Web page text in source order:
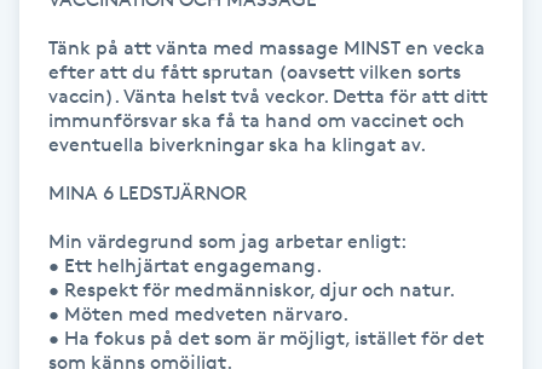
Japansk massage
Katun fransar
Kemisk peeling
Tänk på att vänta med massage MINST en vecka
efter att du fått sprutan (oavsett vilken sorts
vaccin). Vänta helst två veckor. Detta för att ditt
immunförsvar ska få ta hand om vaccinet och
eventuella biverkningar ska ha klingat av.
MINA 6 LEDSTJÄRNOR
Min värdegrund som jag arbetar enligt:
• Ett helhjärtat engagemang.
• Respekt för medmänniskor, djur och natur.
• Möten med medveten närvaro.
• Ha fokus på det som är möjligt, istället för det
som känns omöjligt.